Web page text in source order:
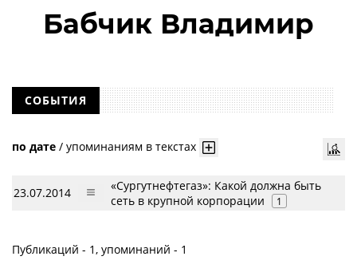
Бабчик Владимир
СОБЫТИЯ
по дате / упоминаниям в текстах
23.07.2014
«Сургутнефтегаз»: Какой должна быть
сеть в крупной корпорации
1
Публикаций - 1, упоминаний - 1